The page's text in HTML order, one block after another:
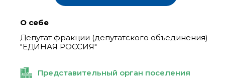
О себе
Депутат фракции (депутатского объединения)
"ЕДИНАЯ РОССИЯ"
Представительный орган поселения